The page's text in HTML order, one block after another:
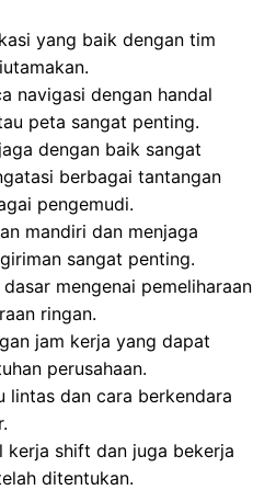
yang baik dengan tim
navigasi dengan handal
peta sangat penting.
dengan baik sangat
berbagai tantangan
pengemudi.
mandiri dan menjaga
sangat penting.
mengenai pemeliharaan
ringan.
jam kerja yang dapat
perusahaan.
lintas dan cara berkendara
kerja shift dan juga bekerja
ditentukan.